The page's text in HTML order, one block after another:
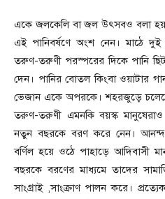
একে জলকেলি বা জল উৎসবও বলা
এই পানিবর্ষণে অংশ নেন। মাঠে
তরুণ-তরুণী পরস্পরের দিকে পানি
দেন। পানির বোতল কিংবা ওয়াটার
ভেজান একে অপরকে। শহরজুড়ে
তরুণ-তরুণী এমনকি বয়স্ক
নতুন বছরকে বরণ করে নেন। আনন্দ-
বর্ণিল হয়ে ওঠে পাহাড়ে আদিবাসী
বছরকে বরণের মাধ্যমে তাদের
সাংগ্রাই ,সাংক্রাণ পালন করে।